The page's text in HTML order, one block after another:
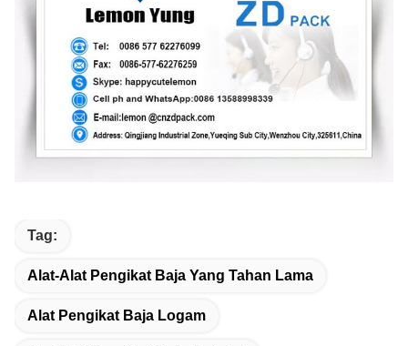
Tag:
Alat-Alat Pengikat Baja Yang Tahan Lama
Alat Pengikat Baja Logam